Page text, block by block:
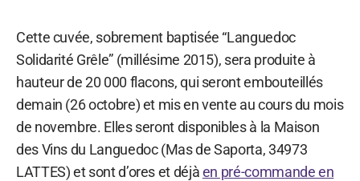
Cette cuvée, sobrement baptisée “Languedoc
Solidarité Grêle” (millésime 2015), sera produite à
hauteur de 20 000 flacons, qui seront embouteillés
demain (26 octobre) et mis en vente au cours du mois
de novembre. Elles seront disponibles à la Maison
des Vins du Languedoc (Mas de Saporta, 34973
LATTES) et sont d’ores et déjàen pré-commande en